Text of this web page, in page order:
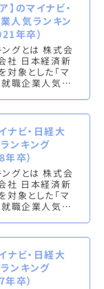
】のマイナビ・
人気ランキン
年卒）
グとは 株式会
社 日本経済新
対象とした「マ
就職企業人気ラ
ナビ・日経大
ンキング
卒）
グとは 株式会
社 日本経済新
対象とした「マ
就職企業人気ラ
ナビ・日経大
ンキング
卒）